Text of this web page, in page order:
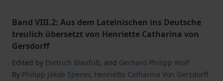
Band VIII.2: Aus dem Lateinischen ins Deutsche
treulich übersetzt von Henriette Catharina von
Gersdorff
Edited by Dietrich Blaufuß, and Gerhard Philipp Wolf
By Philipp Jakob Spener, Henriette Catharina Von Gersdorff